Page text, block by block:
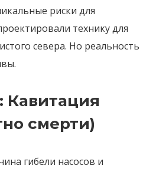
риски для
технику для
севера. Но реальность
Кавитация
смерти)
гибели насосов и